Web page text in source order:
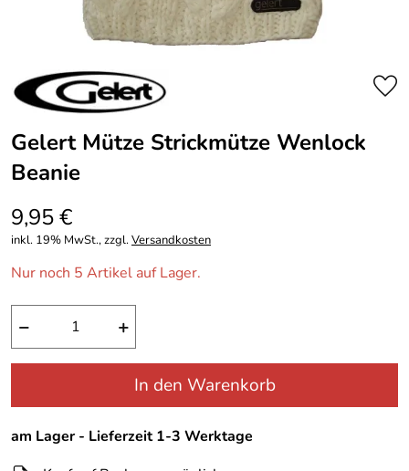
Gelert Mütze Strickmütze Wenlock
Beanie
9,95 €
inkl. 19% MwSt., zzgl.Versandkosten
Nur noch 5 Artikel auf Lager.
− +
In den Warenkorb
am Lager - Lieferzeit 1-3 Werktage